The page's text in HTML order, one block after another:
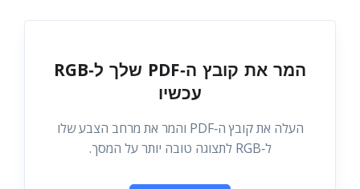
המר את קובץ ה‑PDF שלך ל‑RGB
עכשיו
העלה את קובץ ה‑PDF והמר את מרחב הצבע שלו
ל‑RGB לתצוגה טובה יותר על המסך.